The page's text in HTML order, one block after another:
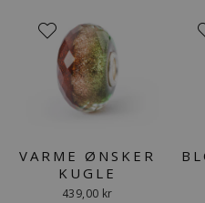
VARME ØNSKER
KUGLE
439,00 kr